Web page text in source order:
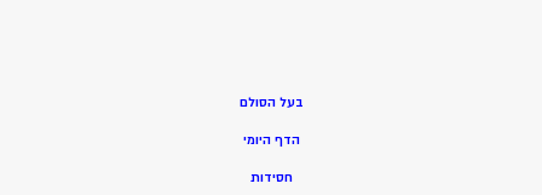
בעל הסולם
הדף היומי
חסידות